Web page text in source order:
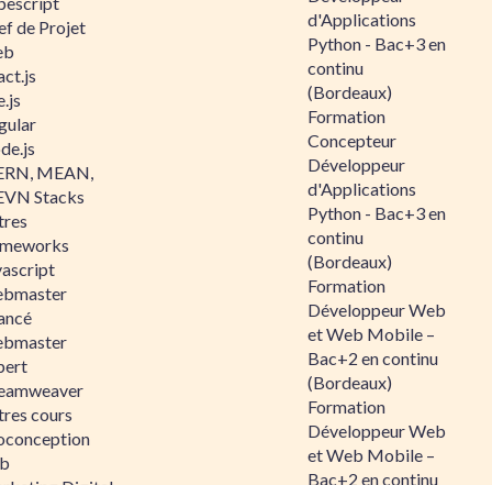
de Projet
MEAN,
Stacks
cours
d'Applications
Python - Bac+3 en
continu
(Bordeaux)
Formation
Concepteur
Développeur
d'Applications
Python - Bac+3 en
continu
(Bordeaux)
Formation
Développeur Web
et Web Mobile –
Bac+2 en continu
(Bordeaux)
Formation
Développeur Web
et Web Mobile –
Bac+2 en continu